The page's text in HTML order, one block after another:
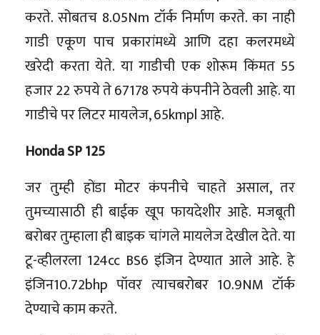
करते. सोबतच 8.05Nm टॉर्क निर्माण करते. का नाही
गाडी एकूण पाच प्रकारांमध्ये आणि दहा कलरमध्ये
खरेदी करता येते. या गाडीची एक शोरूम किंमत 55
हजार 22 रुपये ते 67178 रुपये कंपनीने ठेवली आहे. या
गाडीचे पर लिटर मायलेज, 65kmpl आहे.
Honda SP 125
जर तुम्ही होंडा मोटर कंपनीचे चाहते असाल, तर
तुमच्यासाठी ही बाईक खूप फायदेशीर आहे. मजबूती
बरोबर तुम्हाला ही बाइक चांगले मायलेज देखील देते. या
टू-व्हीलरला 124cc BS6 इंजिन देण्यात आले आहे. हे
इंजिन10.72bhp पॉवर त्याचबरोबर 10.9NM टॉर्क
देण्याचे काम करते.